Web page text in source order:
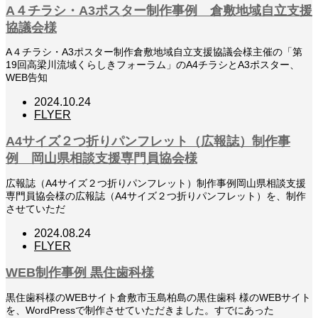
A４チラシ・A3ポスター制作事例 倉敷地域自立支援
協議会様
A４チラシ・A3ポスター制作倉敷地域自立支援協議会様主催の「第
19回高梁川流域くらしきフォーラム」のA4チラシとA3ポスター、
WEB告知
2024.10.24
FLYER
A4サイズ２つ折りパンフレット（広報誌）制作事
例 岡山県相談支援専門員協会様
広報誌（A4サイズ２つ折りパンフレット）制作事例岡山県相談支援
専門員協会様の広報誌（A4サイズ２つ折りパンフレット）を、制作
させていただ
2024.08.24
FLYER
WEB制作事例 黒住歯科様
黒住歯科様のWEBサイト倉敷市玉島柏島の黒住歯科 様のWEBサイト
を、WordPressで制作させていただきました。すでにあった